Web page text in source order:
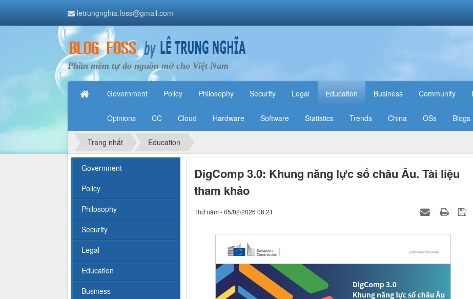
letrungnghia.foss@gmail.com
Phần mềm tự do nguồn mở cho Việt Nam
Government Policy Philosophy Security Legal Education Business Community
Opinions CC Cloud Hardware Software Statistics Trends China OSs Blogs
Trang nhất Education
DigComp 3.0: Khung năng lực số châu Âu. Tài liệu
tham khảo
Thứ năm - 05/02/2026 06:21
Government
Policy
Philosophy
Security
Legal
Education
Business